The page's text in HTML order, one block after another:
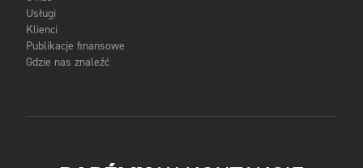
Usługi
Klienci
Publikacje finansowe
Gdzie nas znaleźć